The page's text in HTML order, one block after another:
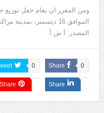
ومن المقرر ان يقام حفل توزيع
الموافق 16 ديسمبر، بمدينة مراكش بالمغرب.
المصدر: أ ش أ
Share 0
0
Share
Share